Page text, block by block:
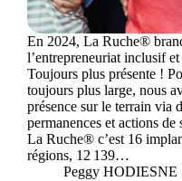
En 2024, La Ruche®
l’entrepreneuriat inclusif et
Toujours plus présente !
toujours plus large, nous
présence sur le terrain via
permanences et actions
La Ruche® c’est 16
régions, 12 139…
Peggy HODIESNE